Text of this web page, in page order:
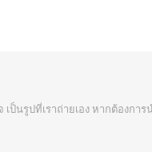
เป็นรูปที่เราถ่ายเอง หากต้องก